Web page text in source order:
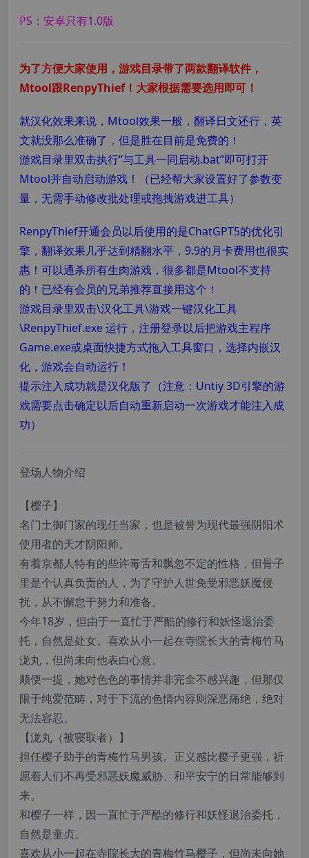
PS：安卓只有1.0版
为了方便大家使用，游戏目录带了两款翻译软件，
Mtool跟RenpyThief！大家根据需要选用即可！
就汉化效果来说，Mtool效果一般，翻译日文还行，英
文就没那么准确了，但是胜在目前是免费的！
游戏目录里双击执行“与工具一同启动.bat”即可打开
Mtool并自动启动游戏！（已经帮大家设置好了参数变
量，无需手动修改批处理或拖拽游戏进工具）
RenpyThief开通会员以后使用的是ChatGPT5的优化引
擎，翻译效果几乎达到精翻水平，9.9的月卡费用也很实
惠！可以通杀所有生肉游戏，很多都是Mtool不支持
的！已经有会员的兄弟推荐直接用这个！
游戏目录里双击\汉化工具\游戏一键汉化工具
\RenpyThief.exe 运行，注册登录以后把游戏主程序
Game.exe或桌面快捷方式拖入工具窗口，选择内嵌汉
化，游戏会自动运行！
提示注入成功就是汉化版了（注意：Untiy 3D引擎的游
戏需要点击确定以后自动重新启动一次游戏才能注入成
功）
登场人物介绍
【樱子】
名门土御门家的现任当家，也是被誉为现代最强阴阳术
使用者的天才阴阳师。
有着京都人特有的些许毒舌和飘忽不定的性格，但骨子
里是个认真负责的人，为了守护人世免受邪恶妖魔侵
扰，从不懈怠于努力和准备。
今年18岁，但由于一直忙于严酷的修行和妖怪退治委
托，自然是处女。喜欢从小一起在寺院长大的青梅竹马
泷丸，但尚未向他表白心意。
顺便一提，她对色色的事情并非完全不感兴趣，但那仅
限于纯爱范畴，对于下流的色情内容则深恶痛绝，绝对
无法容忍。
【泷丸（被寝取者）】
担任樱子助手的青梅竹马男孩。正义感比樱子更强，祈
愿着人们不再受邪恶妖魔威胁、和平安宁的日常能够到
来。
和樱子一样，因一直忙于严酷的修行和妖怪退治委托，
自然是童贞。
喜欢从小一起在寺院长大的青梅竹马樱子，但尚未向她